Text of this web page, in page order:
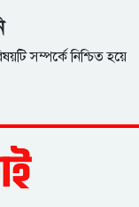
সম্পর্কে নিশ্চিত হয়ে